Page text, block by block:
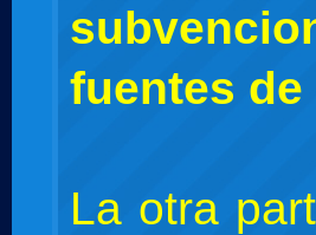
fuentes de
La otra